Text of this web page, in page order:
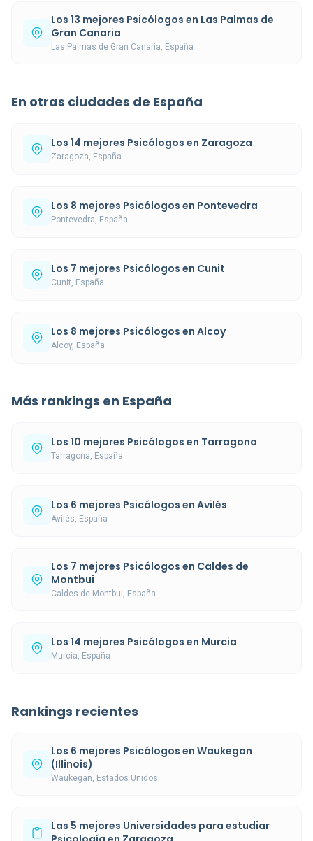
Los 13 mejores Psicólogos en Las Palmas de
Gran Canaria
Las Palmas de Gran Canaria, España
En otras ciudades de España
Los 14 mejores Psicólogos en Zaragoza
Zaragoza, España
Los 8 mejores Psicólogos en Pontevedra
Pontevedra, España
Los 7 mejores Psicólogos en Cunit
Cunit, España
Los 8 mejores Psicólogos en Alcoy
Alcoy, España
Más rankings en España
Los 10 mejores Psicólogos en Tarragona
Tarragona, España
Los 6 mejores Psicólogos en Avilés
Avilés, España
Los 7 mejores Psicólogos en Caldes de
Montbui
Caldes de Montbui, España
Los 14 mejores Psicólogos en Murcia
Murcia, España
Rankings recientes
Los 6 mejores Psicólogos en Waukegan
(Illinois)
Waukegan, Estados Unidos
Las 5 mejores Universidades para estudiar